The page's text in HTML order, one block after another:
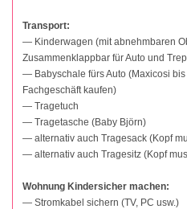
Transport:
— Kinderwagen (mit abnehmbaren
Zusammenklappbar für Auto und
— Babyschale fürs Auto (Maxicosi
Fachgeschäft kaufen)
— Tragetuch
— Tragetasche (Baby Björn)
— alternativ auch Tragesack (Kopf
— alternativ auch Tragesitz (Kopf
Wohnung Kindersicher machen:
— Stromkabel sichern (TV, PC usw.)